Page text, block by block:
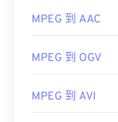
MPEG 到 AAC
MPEG 到 OGV
MPEG 到 AVI